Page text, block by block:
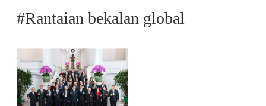
#Rantaian bekalan global